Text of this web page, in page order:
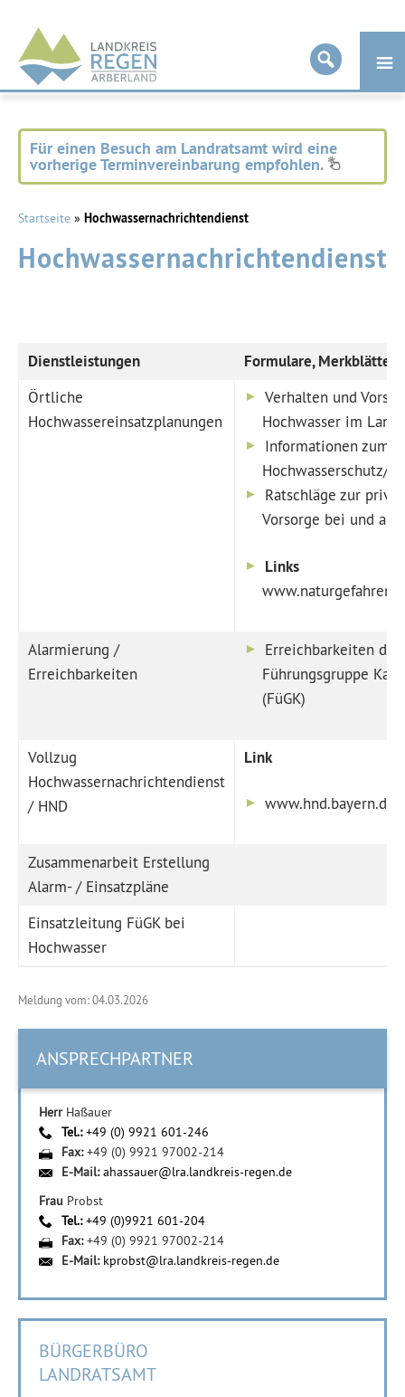
Landkreis
Regen
Für einen Besuch am Landratsamt wird eine
vorherige Terminvereinbarung empfohlen.
Startseite » Hochwassernachrichtendienst
Hochwassernachrichtendienst
Dienstleistungen
Formulare, Merkblätter,
Örtliche
Hochwassereinsatzplanungen
Verhalten und
Hochwasser im
Informationen zum
Hochwasserschutz/
Ratschläge zur
Vorsorge bei und am
Links
Alarmierung /
Erreichbarkeiten
Erreichbarkeiten
Führungsgruppe
(FüGK)
Vollzug
Hochwassernachrichtendienst
/ HND
Link
www.hnd.bayern.de
Zusammenarbeit Erstellung
Alarm- / Einsatzpläne
Einsatzleitung FüGK bei
Hochwasser
Meldung vom: 04.03.2026
ANSPRECHPARTNER
Herr Haßauer
Tel.:+49 (0) 9921 601-246
Fax:+49 (0) 9921 97002-214
E-Mail:ahassauer@lra.landkreis-regen.de
Frau Probst
Tel.:+49 (0)9921 601-204
Fax:+49 (0) 9921 97002-214
E-Mail: kprobst@lra.landkreis-regen.de
BÜRGERBÜRO
LANDRATSAMT